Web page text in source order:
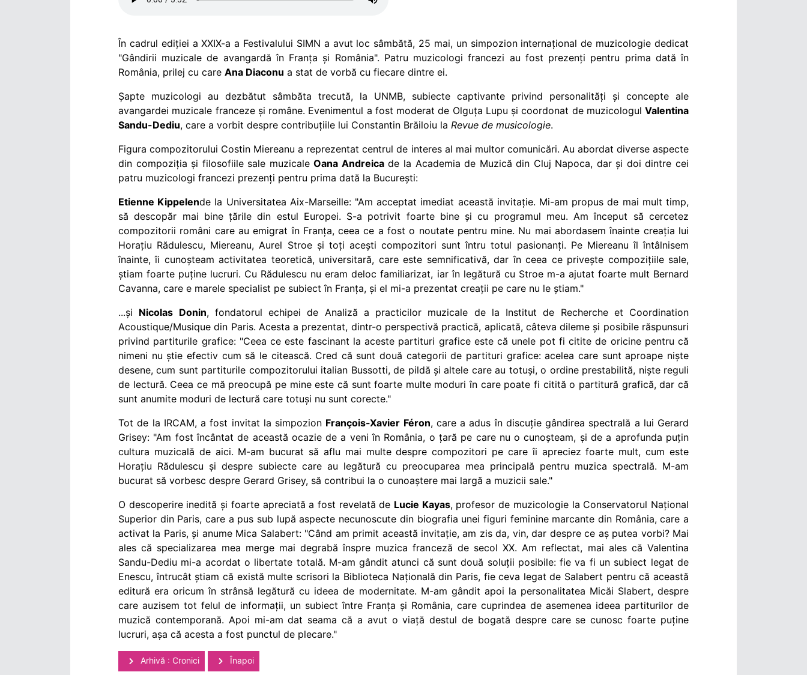
În cadrul ediției a XXIX-a a Festivalului SIMN a avut loc sâmbătă, 25 mai, un simpozion internațional de muzicologie dedicat
"Gândirii muzicale de avangardă în Franța și România". Patru muzicologi francezi au fost prezenți pentru prima dată în
România, prilej cu care Ana Diaconu a stat de vorbă cu fiecare dintre ei.
Șapte muzicologi au dezbătut sâmbăta trecută, la UNMB, subiecte captivante privind personalități și concepte ale
avangardei muzicale franceze și române. Evenimentul a fost moderat de Olguța Lupu și coordonat de muzicologul Valentina
Sandu-Dediu, care a vorbit despre contribuțiile lui Constantin Brăiloiu la Revue de musicologie.
Figura compozitorului Costin Miereanu a reprezentat centrul de interes al mai multor comunicări. Au abordat diverse aspecte
din compoziția și filosofiile sale muzicaleOana Andreicade la Academia de Muzică din Cluj Napoca, dar și doi dintre cei
patru muzicologi francezi prezenți pentru prima dată la București:
Etienne Kippelende la Universitatea Aix-Marseille: "Am acceptat imediat această invitație. Mi-am propus de mai mult timp,
să descopăr mai bine țările din estul Europei. S-a potrivit foarte bine și cu programul meu. Am început să cercetez
compozitorii români care au emigrat în Franța, ceea ce a fost o noutate pentru mine. Nu mai abordasem înainte creația lui
Horațiu Rădulescu, Miereanu, Aurel Stroe și toți acești compozitori sunt întru totul pasionanți. Pe Miereanu îl întâlnisem
înainte, îi cunoșteam activitatea teoretică, universitară, care este semnificativă, dar în ceea ce privește compozițiile sale,
știam foarte puține lucruri. Cu Rădulescu nu eram deloc familiarizat, iar în legătură cu Stroe m-a ajutat foarte mult Bernard
Cavanna, care e marele specialist pe subiect în Franța, și el mi-a prezentat creații pe care nu le știam."
...și Nicolas Donin, fondatorul echipei de Analiză a practicilor muzicale de la Institut de Recherche et Coordination
Acoustique/Musique din Paris. Acesta a prezentat, dintr-o perspectivă practică, aplicată, câteva dileme și posibile răspunsuri
privind partiturile grafice: "Ceea ce este fascinant la aceste partituri grafice este că unele pot fi citite de oricine pentru că
nimeni nu știe efectiv cum să le citească. Cred că sunt două categorii de partituri grafice: acelea care sunt aproape niște
desene, cum sunt partiturile compozitorului italian Bussotti, de pildă și altele care au totuși, o ordine prestabilită, niște reguli
de lectură. Ceea ce mă preocupă pe mine este că sunt foarte multe moduri în care poate fi citită o partitură grafică, dar că
sunt anumite moduri de lectură care totuși nu sunt corecte."
Tot de la IRCAM, a fost invitat la simpozion François-Xavier Féron, care a adus în discuție gândirea spectrală a lui Gerard
Grisey: "Am fost încântat de această ocazie de a veni în România, o țară pe care nu o cunoșteam, și de a aprofunda puțin
cultura muzicală de aici. M-am bucurat să aflu mai multe despre compozitori pe care îi apreciez foarte mult, cum este
Horațiu Rădulescu și despre subiecte care au legătură cu preocuparea mea principală pentru muzica spectrală. M-am
bucurat să vorbesc despre Gerard Grisey, să contribui la o cunoaștere mai largă a muzicii sale."
O descoperire inedită și foarte apreciată a fost revelată de Lucie Kayas, profesor de muzicologie la Conservatorul Național
Superior din Paris, care a pus sub lupă aspecte necunoscute din biografia unei figuri feminine marcante din România, care a
activat la Paris, și anume Mica Salabert: "Când am primit această invitație, am zis da, vin, dar despre ce aș putea vorbi? Mai
ales că specializarea mea merge mai degrabă înspre muzica franceză de secol XX. Am reflectat, mai ales că Valentina
Sandu-Dediu mi-a acordat o libertate totală. M-am gândit atunci că sunt două soluții posibile: fie va fi un subiect legat de
Enescu, întrucât știam că există multe scrisori la Biblioteca Națională din Paris, fie ceva legat de Salabert pentru că această
editură era oricum în strânsă legătură cu ideea de modernitate. M-am gândit apoi la personalitatea Micăi Slabert, despre
care auzisem tot felul de informații, un subiect între Franța și România, care cuprindea de asemenea ideea partiturilor de
muzică contemporană. Apoi mi-am dat seama că a avut o viață destul de bogată despre care se cunosc foarte puține
lucruri, așa că acesta a fost punctul de plecare."
Arhivă : Cronici Înapoi